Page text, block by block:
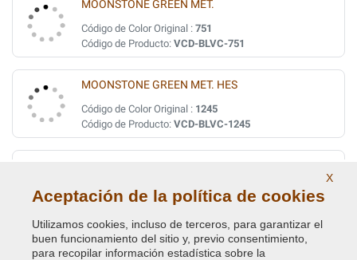
MOONSTONE GREEN MET.
Código de Color Original : 751
Código de Producto: VCD-BLVC-751
MOONSTONE GREEN MET. HES
Código de Color Original : 1245
Código de Producto: VCD-BLVC-1245
Código de Color Original :751
Código de Producto:VCD-BLVC-HES
MULBERRY RED MET. CNF
X
Aceptación de la política de cookies
Utilizamos cookies, incluso de terceros, para garantizar el
buen funcionamiento del sitio y, previo consentimiento,
para recopilar información estadística sobre la